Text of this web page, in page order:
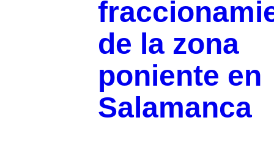
de la zona
poniente en
Salamanca